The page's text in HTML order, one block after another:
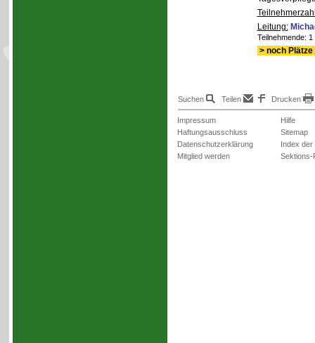
Leitung:
Teilnehmende:
> noch
Suchen Teilen Drucken
Impressum
Haftungsausschluss
Datenschutzerklärung
Mitglied werden
Hilfe
Sitemap
Index der
Sektions-